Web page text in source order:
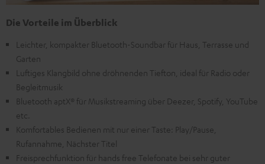
Die Vorteile im Überblick
Leichter, kompakter Bluetooth-Soundbar für Haus, Terrasse und
Garten
Luftiges Klangbild ohne dröhnenden Tiefton, ideal für Radio oder
Begleitmusik
Bluetooth aptX® für Musikstreaming über Deezer, Spotify, YouTube
etc.
Komfortables Bedienen mit nur einer Taste: Play/Pause,
Rufannahme, Nächster Titel
Freisprechfunktion für hands free Telefonate bei sehr guter